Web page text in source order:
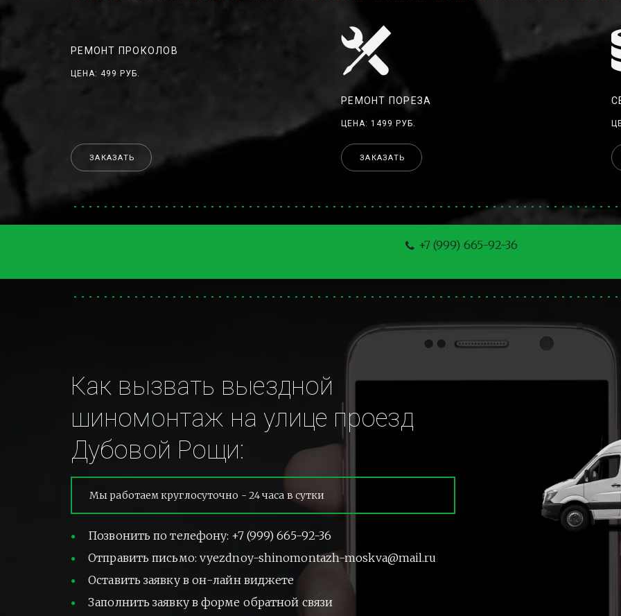
РЕМОНТ ПРОКОЛОВ
ЦЕНА: 499 РУБ.
ЗАКАЗАТЬ
РЕМОНТ ПОРЕЗА
ЦЕНА: 1499 РУБ.
ЗАКАЗАТЬ
+7 (999) 665-92-36
Как вызвать выездной
шиномонтаж на улице проезд
Дубовой Рощи:
Мы работаем круглосуточно - 24 часа в сутки
Позвонить по телефону: +7 (999) 665-92-36
Отправить письмо: vyezdnoy-shinomontazh-moskva@mail.ru
Оставить заявку в он-лайн виджете
Заполнить заявку в форме обратной связи